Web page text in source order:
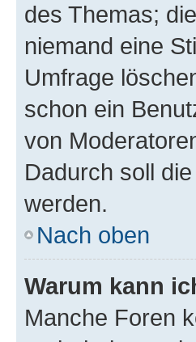
des Themas;
niemand eine
Umfrage
schon ein
von
Dadurch soll
werden.
Nach oben
Warum kann
Manche Foren